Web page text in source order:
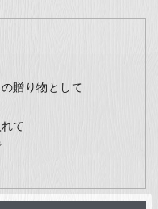
贈り物として
て